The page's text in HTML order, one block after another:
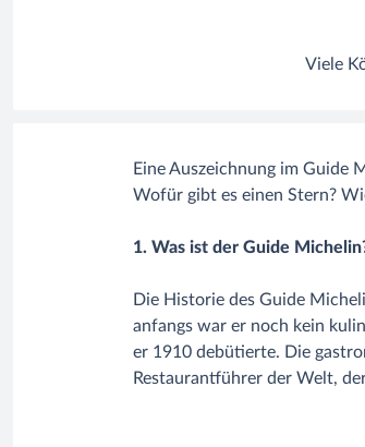
Viele
Eine Auszeichnung im Guide
Wofür gibt es einen Stern?
1. Was ist der Guide
Die Historie des Guide
anfangs war er noch kein
er 1910 debütierte. Die
Restaurantführer der Welt,